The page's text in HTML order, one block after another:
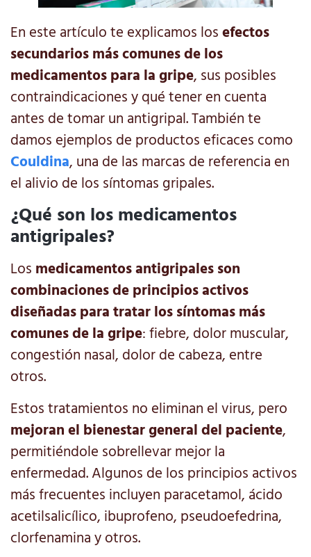
En este artículo te explicamos losefectos
secundarios más comunes de los
medicamentos para la gripe, sus posibles
contraindicaciones y qué tener en cuenta
antes de tomar un antigripal. También te
damos ejemplos de productos eficaces como
Couldina, una de las marcas de referencia en
el alivio de los síntomas gripales.
¿Qué son los medicamentos
antigripales?
Los medicamentos antigripales son
combinaciones de principios activos
diseñadas para tratar los síntomas más
comunes de la gripe: fiebre, dolor muscular,
congestión nasal, dolor de cabeza, entre
otros.
Estos tratamientos no eliminan el virus, pero
mejoran el bienestar general del paciente,
permitiéndole sobrellevar mejor la
enfermedad. Algunos de los principios activos
más frecuentes incluyen paracetamol, ácido
acetilsalicílico, ibuprofeno, pseudoefedrina,
clorfenamina y otros.